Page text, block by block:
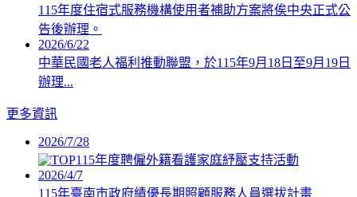
115年度住宿式服務機構使用者補助方案將俟中央正式公
告後辦理。
2026/6/22
中華民國老人福利推動聯盟，於115年9月18日至9月19日
辦理...
更多資訊
2026/7/28
115年度聘僱外籍看護家庭紓壓支持活動
2026/4/7
115年臺南市政府績優長期照顧服務人員選拔計畫